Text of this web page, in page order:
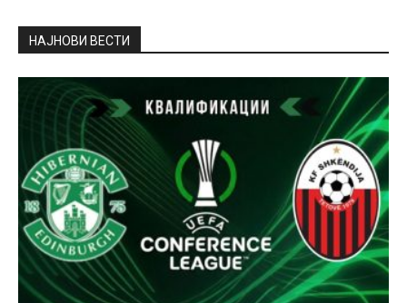
НАЈНОВИ ВЕСТИ